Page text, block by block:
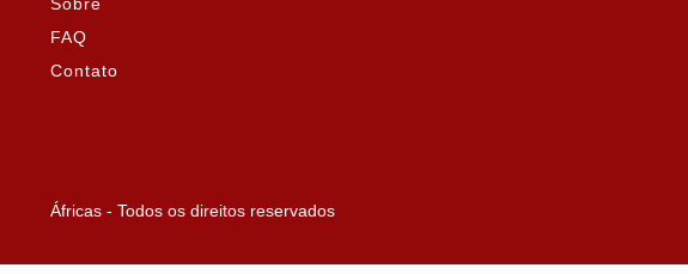
FAQ
Contato
Áfricas - Todos os direitos reservados